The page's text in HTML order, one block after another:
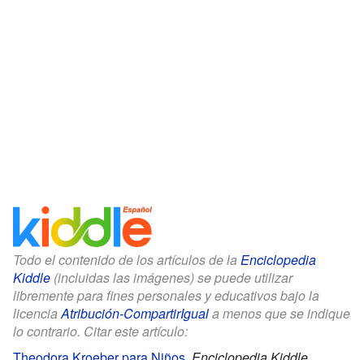
Todo el contenido de los artículos de la Enciclopedia
Kiddle (incluidas las imágenes) se puede utilizar
libremente para fines personales y educativos bajo la
licenciaAtribución-CompartirIguala menos que se indique
lo contrario. Citar este artículo: